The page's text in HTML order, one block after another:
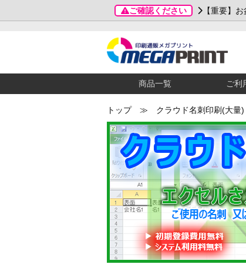
ご確認ください 【重要】
商品一覧 ご利
トップ≫ クラウド名刺印刷(大量)